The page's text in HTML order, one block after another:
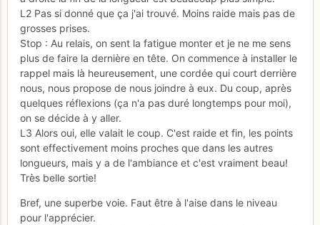
L2 Pas si donné que ça j'ai trouvé. Moins raide mais pas de
grosses prises.
Stop : Au relais, on sent la fatigue monter et je ne me sens
plus de faire la dernière en tête. On commence à installer le
rappel mais là heureusement, une cordée qui court derrière
nous, nous propose de nous joindre à eux. Du coup, après
quelques réflexions (ça n'a pas duré longtemps pour moi),
on se décide à y aller.
L3 Alors oui, elle valait le coup. C'est raide et fin, les points
sont effectivement moins proches que dans les autres
longueurs, mais y a de l'ambiance et c'est vraiment beau!
Très belle sortie!
Bref, une superbe voie. Faut être à l'aise dans le niveau
pour l'apprécier.